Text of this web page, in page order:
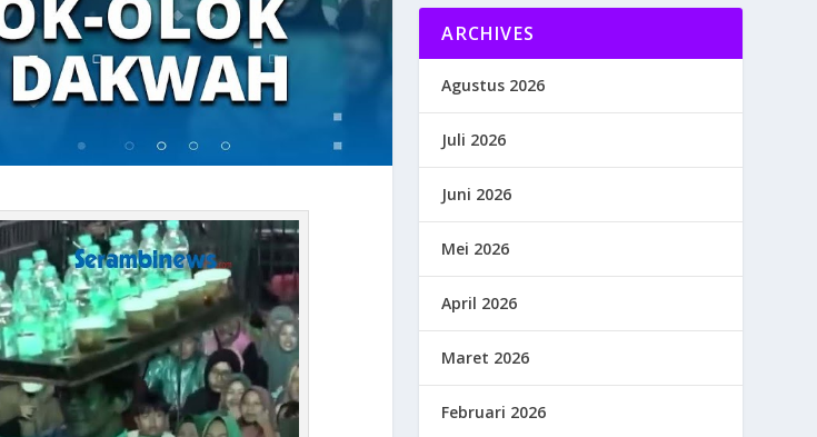
ARCHIVES
Agustus 2026
Juli 2026
Juni 2026
Mei 2026
April 2026
Maret 2026
Februari 2026